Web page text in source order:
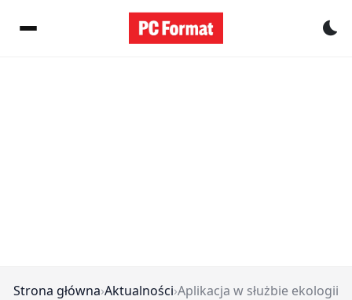
Strona główna›Aktualności›Aplikacja w służbie ekologii